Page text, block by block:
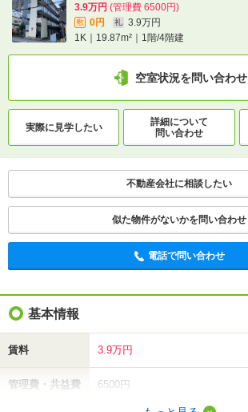
3.9万円 (管理費 6500円)
敷 0円 礼
3.9万円
1K｜19.87m²｜1階/4階建
空室状況を問い合わせ
実際に見学したい
詳細について
問い合わせ
不動産会社に相談したい
似た物件がないかを問い合わせ
電話で問い合わせ
基本情報
賃料 3.9万円
管理費・共益費 6500円